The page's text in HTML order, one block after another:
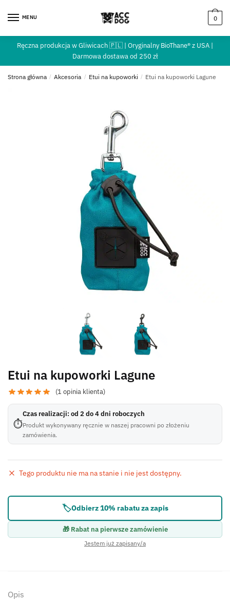
MENU 0
Ręczna produkcja w Gliwicach 🇵🇱 | Oryginalny BioThane® z USA |
Darmowa dostawa od 250 zł
Strona główna / Akcesoria / Etui na kupoworki / Etui na kupoworki Lagune
Etui na kupoworki Lagune
(1 opinia klienta)
⏱
Czas realizacji: od 2 do 4 dni roboczych
Produkt wykonywany ręcznie w naszej pracowni po złożeniu
zamówienia.
Tego produktu nie ma na stanie i nie jest dostępny.
🏷️Odbierz 10% rabatu za zapis
🎁 Rabat na pierwsze zamówienie
Jestem już zapisany/a
Opis